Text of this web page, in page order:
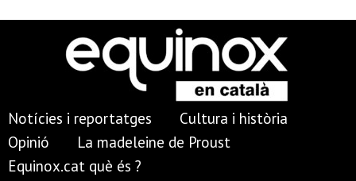
Notícies i reportatges
Cultura i història
Opinió
La madeleine de Proust
Equinox.cat què és ?